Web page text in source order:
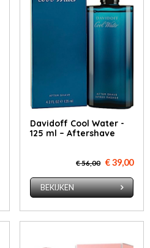
Davidoff Cool Water -
125 ml – Aftershave
€ 56,00 € 39,00
BEKIJKEN